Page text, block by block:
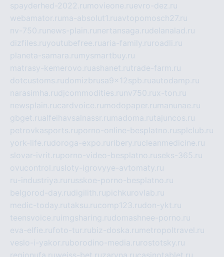
spayderhed-2022.ru movieone.ruevro-dez.ru
webamator.ru ma-absolut1.ruavtopomosch27.ru
nv-750.ru news-plain.ru nertansaga.rudelanalad.ru
dizfiles.ruyoutubefree.ruaria-family.ru roadli.ru
planeta-samara.ru mysmartbuy.ru
matrasy-kemerovo.ruashanet.rutrade-farm.ru
dotcustoms.rudomizbrusa9x12spb.ruautodamp.ru
narasimha.rudjcommodities.ru nv750.rux-ton.ru
newsplain.rucardvoice.ru modopaper.ru manunae.ru
gbget.rualfeihavsalnassr.ru madoma.rutajuncos.ru
petrovkasports.ruporno-online-besplatno.rusplclub.ru
york-life.rudoroga-expo.ru ribery.rucleanmedicine.ru
slovar-ivrit.ruporno-video-besplatno.ruseks-365.ru
ovucontrol.rusloty-igrovyye-avtomaty.ru
ru-industriya.ru russkoe-porno-besplatno.ru
belgorod-day.rudigilith.rupichkurovlab.ru
medic-today.rutaksu.rucomp123.rudon-ykt.ru
teensvoice.ru imgsharing.rudomashnee-porno.ru
eva-elfie.rufoto-tur.rubiz-doska.ru metropoltravel.ru
veslo-i-yakor.ruborodino-media.ru rostotsky.ru
regionufa.ruweiss-bet.ru zaryna.rucasinotablet.ru